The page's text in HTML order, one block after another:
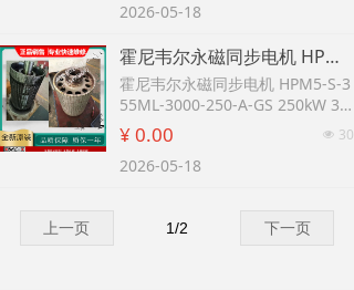
2026-05-18
霍尼韦尔永磁同步电机 HPM5-S-355ML-3000-250-A-GS 250kW 3000r/min 430A 796N·m
霍尼韦尔永磁同步电机 HPM5-S-3
55ML-3000-250-A-GS 250kW 30
00r/min 430A 796N·m
넶 30
¥ 0.00
2026-05-18
上一页 下一页
1/2